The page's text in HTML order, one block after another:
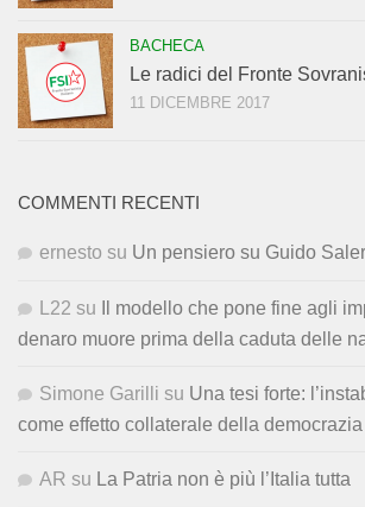
BACHECA
Le radici del Fronte
11 DICEMBRE 2017
COMMENTI RECENTI
ernesto su Un pensiero su Guido
L22 su
Il modello che pone fine agli
denaro muore prima della caduta delle
Simone Garilli su Una tesi forte:
come effetto collaterale della
AR su La Patria non è più l’Italia tutta